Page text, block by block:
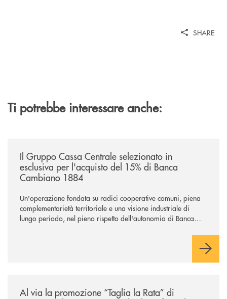
SHARE
Ti potrebbe interessare anche:
Il Gruppo Cassa Centrale selezionato in
esclusiva per l'acquisto del 15% di Banca
Cambiano 1884
Un'operazione fondata su radici cooperative comuni, piena
complementarietà territoriale e una visione industriale di
lungo periodo, nel pieno rispetto dell'autonomia di Banca
negoziazione esclusiva per la finalizzazione dell’operazione.
Al via la promozione “Taglia la Rata” di